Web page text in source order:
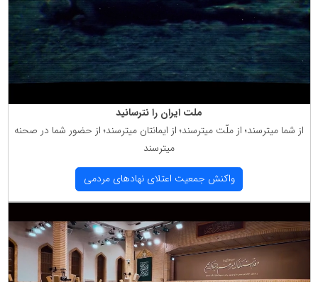
ملت ایران را نترسانید
از شما میترسند؛ از ملّت میترسند؛ از ایمانتان میترسند؛ از حضور شما در صحنه
میترسند
واكنش جمعیت اعتلای نهادهای مردمی